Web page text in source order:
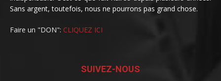
Sans argent, toutefois, nous ne pourrons pas grand chose.
Faire un "DON": CLIQUEZ ICI
SUIVEZ-NOUS